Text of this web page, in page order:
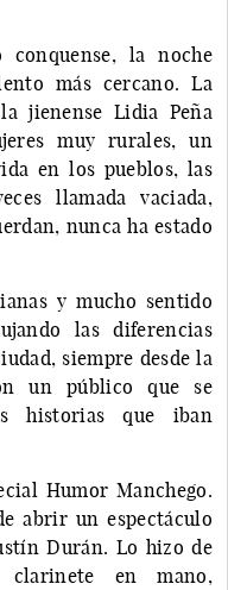
la noche
más cercano. La
jienense Lidia Peña
muy rurales, un
en los pueblos, las
llamada vaciada,
nunca ha estado
y mucho sentido
las diferencias
siempre desde la
un público que se
historias que iban
Humor Manchego.
abrir un espectáculo
Durán. Lo hizo de
clarinete en mano,